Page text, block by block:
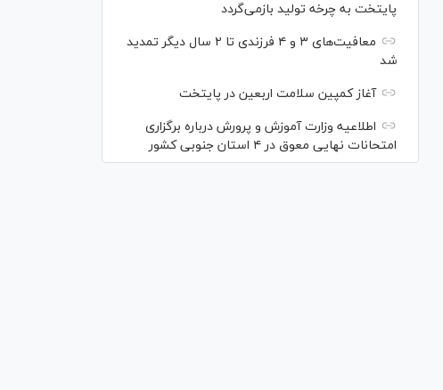
پایتخت به چرخه تولید بازمی‌گردد
معافیت‌های ۳ و ۴ فرزندی تا ۲ سال دیگر تمدید
شد
آغاز کمپین سلامت اربعین در پایتخت
اطلاعیه وزارت آموزش و پرورش درباره برگزاری
امتحانات نهایی معوق در ۴ استان جنوبی کشور